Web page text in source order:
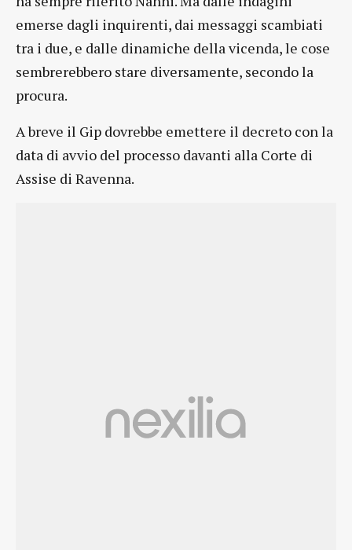
emerse dagli inquirenti, dai messaggi scambiati
tra i due, e dalle dinamiche della vicenda, le cose
sembrerebbero stare diversamente, secondo la
procura.
A breve il Gip dovrebbe emettere il decreto con la
data di avvio del processo davanti alla Corte di
Assise di Ravenna.